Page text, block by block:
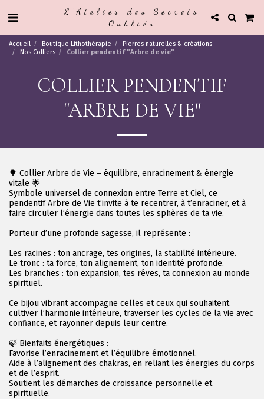
L'Atelier des Secrets
Oubliés
Accueil Boutique Lithothérapie
Pierres naturelles & créations
Nos Colliers
Collier pendentif "Arbre de vie"
COLLIER PENDENTIF
"ARBRE DE VIE"
🌳 Collier Arbre de Vie – équilibre, enracinement & énergie
vitale 🌟
Symbole universel de connexion entre Terre et Ciel, ce
pendentif Arbre de Vie t’invite à te recentrer, à t’enraciner, et à
faire circuler l’énergie dans toutes les sphères de ta vie.
Porteur d’une profonde sagesse, il représente :
Les racines : ton ancrage, tes origines, la stabilité intérieure.
Le tronc : ta force, ton alignement, ton identité profonde.
Les branches : ton expansion, tes rêves, ta connexion au monde
spirituel.
Ce bijou vibrant accompagne celles et ceux qui souhaitent
cultiver l’harmonie intérieure, traverser les cycles de la vie avec
confiance, et rayonner depuis leur centre.
🍃 Bienfaits énergétiques :
Favorise l’enracinement et l’équilibre émotionnel.
Aide à l’alignement des chakras, en reliant les énergies du corps
et de l’esprit.
Soutient les démarches de croissance personnelle et
spirituelle.